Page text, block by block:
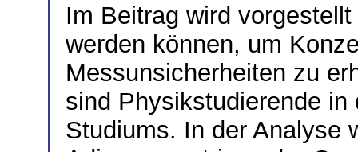
Im Beitrag wird
werden können, um
Messunsicherheiten zu
sind Physikstudierende
Studiums. In der Analyse